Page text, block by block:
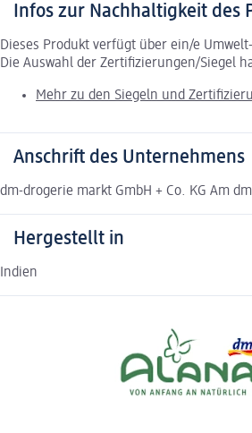
Infos zur Nachhaltigkeit des
Dieses Produkt verfügt über ein/e
Die Auswahl der Zertifizierungen/Siegel
Mehr zu den Siegeln und
Anschrift des Unternehmens
dm-drogerie markt GmbH + Co. KG Am
Hergestellt in
Indien